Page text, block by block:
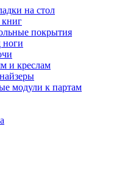
на стол
книг
покрытия
ноги
и креслам
модули к партам